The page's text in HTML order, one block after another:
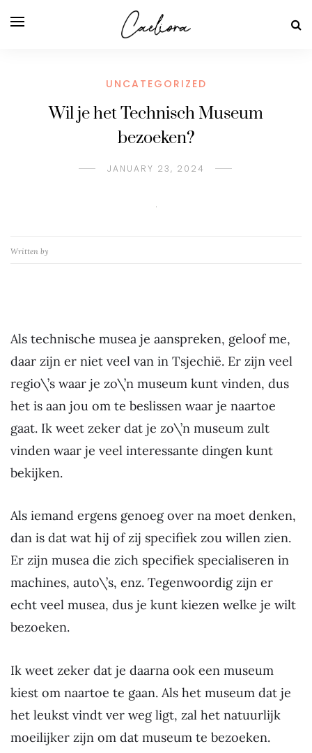
UNCATEGORIZED
Wil je het Technisch Museum
bezoeken?
JANUARY 23, 2024
Written by
Als technische musea je aanspreken, geloof me,
daar zijn er niet veel van in Tsjechië. Er zijn veel
regio\’s waar je zo\’n museum kunt vinden, dus
het is aan jou om te beslissen waar je naartoe
gaat. Ik weet zeker dat je zo\’n museum zult
vinden waar je veel interessante dingen kunt
bekijken.
Als iemand ergens genoeg over na moet denken,
dan is dat wat hij of zij specifiek zou willen zien.
Er zijn musea die zich specifiek specialiseren in
machines, auto\’s, enz. Tegenwoordig zijn er
echt veel musea, dus je kunt kiezen welke je wilt
bezoeken.
Ik weet zeker dat je daarna ook een museum
kiest om naartoe te gaan. Als het museum dat je
het leukst vindt ver weg ligt, zal het natuurlijk
moeilijker zijn om dat museum te bezoeken.